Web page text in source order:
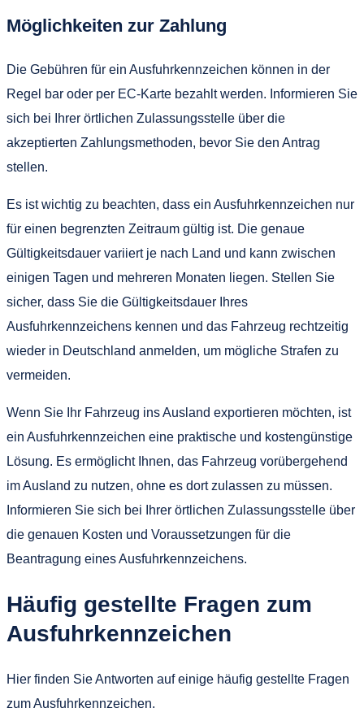
Möglichkeiten zur Zahlung
Die Gebühren für ein Ausfuhrkennzeichen können in der
Regel bar oder per EC-Karte bezahlt werden. Informieren Sie
sich bei Ihrer örtlichen Zulassungsstelle über die
akzeptierten Zahlungsmethoden, bevor Sie den Antrag
stellen.
Es ist wichtig zu beachten, dass ein Ausfuhrkennzeichen nur
für einen begrenzten Zeitraum gültig ist. Die genaue
Gültigkeitsdauer variiert je nach Land und kann zwischen
einigen Tagen und mehreren Monaten liegen. Stellen Sie
sicher, dass Sie die Gültigkeitsdauer Ihres
Ausfuhrkennzeichens kennen und das Fahrzeug rechtzeitig
wieder in Deutschland anmelden, um mögliche Strafen zu
vermeiden.
Wenn Sie Ihr Fahrzeug ins Ausland exportieren möchten, ist
ein Ausfuhrkennzeichen eine praktische und kostengünstige
Lösung. Es ermöglicht Ihnen, das Fahrzeug vorübergehend
im Ausland zu nutzen, ohne es dort zulassen zu müssen.
Informieren Sie sich bei Ihrer örtlichen Zulassungsstelle über
die genauen Kosten und Voraussetzungen für die
Beantragung eines Ausfuhrkennzeichens.
Häufig gestellte Fragen zum
Ausfuhrkennzeichen
Hier finden Sie Antworten auf einige häufig gestellte Fragen
zum Ausfuhrkennzeichen.